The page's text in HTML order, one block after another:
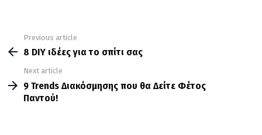
more
Previous article
8 DIY ιδέες για το σπίτι σας
Next article
9 Trends Διακόσμησης που θα Δείτε Φέτος
Παντού!